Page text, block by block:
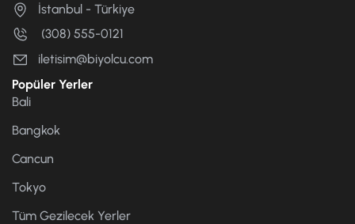
İstanbul - Türkiye
(308) 555-0121
iletisim@biyolcu.com
Popüler Yerler
Bali
Bangkok
Cancun
Tokyo
Tüm Gezilecek Yerler